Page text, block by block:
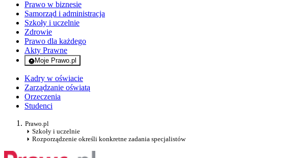
Prawo w biznesie
Samorząd i administracja
Szkoły i uczelnie
Zdrowie
Prawo dla każdego
Akty Prawne
Moje Prawo.pl
- rejestracja i logowanie do serwisu
Kadry w oświacie
Zarządzanie oświatą
Orzeczenia
Studenci
Prawo.pl
Szkoły i uczelnie
Rozporządzenie określi konkretne zadania specjalistów